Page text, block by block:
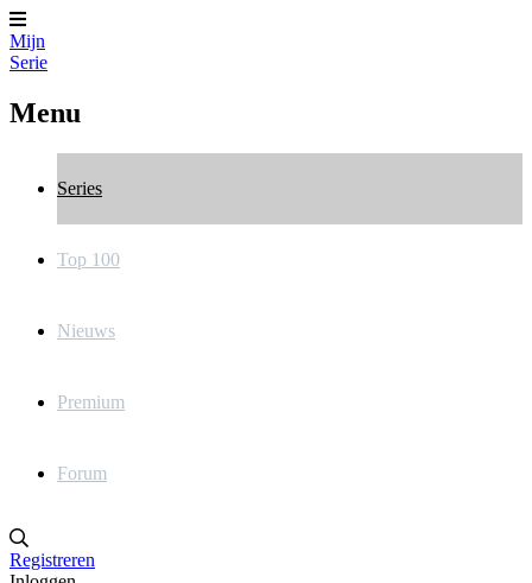
Mijn
Serie
Menu
Series
Top 100
Nieuws
Premium
Forum
Registreren